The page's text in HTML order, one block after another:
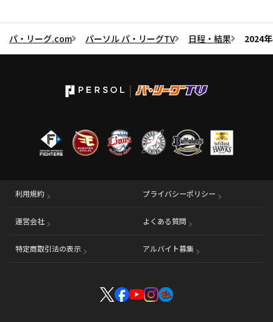
パ・リーグ.com パーソル パ・リーグTV 日程・結果 2024
利用規約 プライバシーポリシー
運営会社 （別ウィンドウで開く） よくある質問
特定商取引法の表示 アルバイト募集 （別ウィンドウで開く